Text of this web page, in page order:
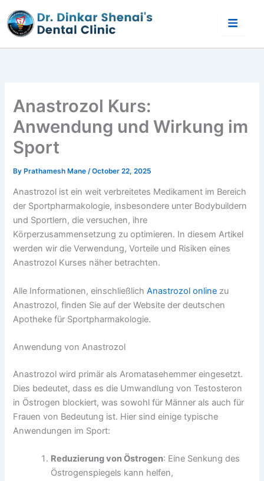
to
content
Anastrozol Kurs:
Anwendung und Wirkung im
Sport
ByPrathamesh Mane/October 22, 2025
Anastrozol ist ein weit verbreitetes Medikament im Bereich
der Sportpharmakologie, insbesondere unter Bodybuildern
und Sportlern, die versuchen, ihre
Körperzusammensetzung zu optimieren. In diesem Artikel
werden wir die Verwendung, Vorteile und Risiken eines
Anastrozol Kurses näher betrachten.
Alle Informationen, einschließlichAnastrozol online zu
Anastrozol, finden Sie auf der Website der deutschen
Apotheke für Sportpharmakologie.
Anwendung von Anastrozol
Anastrozol wird primär als Aromatasehemmer eingesetzt.
Dies bedeutet, dass es die Umwandlung von Testosteron
in Östrogen blockiert, was sowohl für Männer als auch für
Frauen von Bedeutung ist. Hier sind einige typische
Anwendungen im Sport:
Reduzierung von Östrogen: Eine Senkung des
Östrogenspiegels kann helfen,